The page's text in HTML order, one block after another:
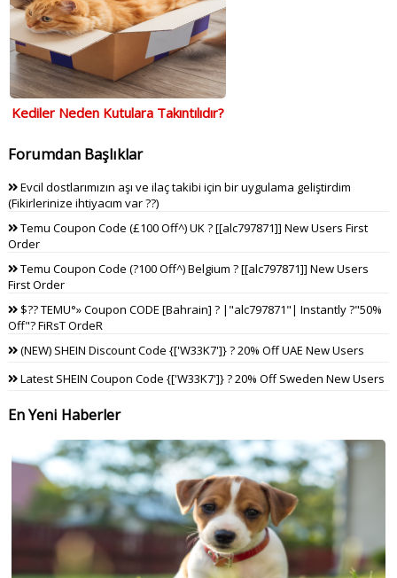
Kediler Neden Kutulara Takıntılıdır?
Forumdan Başlıklar
Evcil dostlarımızın aşı ve ilaç takibi için bir uygulama geliştirdim
(Fikirlerinize ihtiyacım var ??)
Temu Coupon Code (£100 Off^) UK ? [[alc797871]] New Users First
Order
Temu Coupon Code (?100 Off^) Belgium ? [[alc797871]] New Users
First Order
$?? TEMU°» Coupon CODE [Bahrain] ? |"alc797871"| Instantly ?"50%
Off"? FiRsT OrdeR
(NEW) SHEIN Discount Code {['W33K7']} ? 20% Off UAE New Users
Latest SHEIN Coupon Code {['W33K7']} ? 20% Off Sweden New Users
En Yeni Haberler